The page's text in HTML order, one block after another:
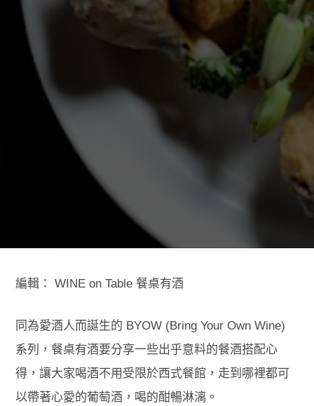
編輯：WINE on Table 餐桌有酒
同為愛酒人而誕生的 BYOW (Bring Your Own Wine)
系列，餐桌有酒要分享一些出乎意料的餐酒搭配心
得，讓大家喝酒不用受限於西式餐館，走到哪裡都可
以帶著心愛的葡萄酒，喝的酣暢淋漓。